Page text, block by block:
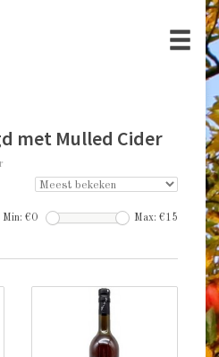
met Mulled Cider
Min: €0 Max: €15